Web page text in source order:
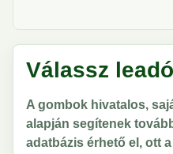
Válassz
A gombok hivatalos,
alapján segítenek
adatbázis érhető el, ott